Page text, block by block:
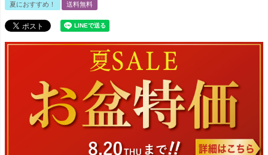
夏におすすめ！ 送料無料